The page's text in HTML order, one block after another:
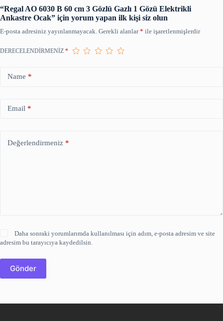
“Regal AO 6030 B 60 cm 3 Gözlü Gazlı 1 Gözü Elektrikli
Ankastre Ocak” için yorum yapan ilk kişi siz olun
E-posta adresiniz yayınlanmayacak. Gerekli alanlar* ile işaretlenmişlerdir
DERECELENDIRMENIZ *
Name *
Email *
Değerlendirmeniz *
Daha sonraki yorumlarımda kullanılması için adım, e-posta adresim ve site
adresim bu tarayıcıya kaydedilsin.
Gönder